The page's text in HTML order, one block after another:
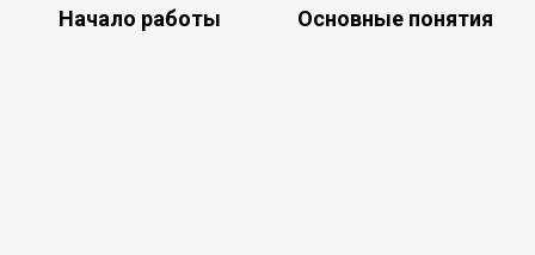
Начало работы Основные понятия